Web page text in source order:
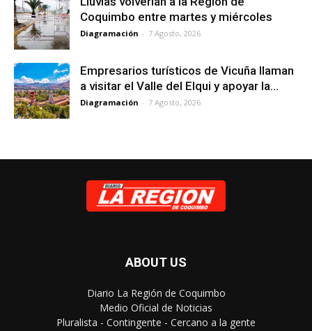
Coquimbo entre martes y miércoles
Diagramación - 7 Agosto, 2026
Empresarios turísticos de Vicuña llaman
a visitar el Valle del Elqui y apoyar la...
Diagramación - 7 Agosto, 2026
ABOUT US
Diario La Región de Coquimbo
Medio Oficial de Noticias
Pluralista - Contingente - Cercano a la gente